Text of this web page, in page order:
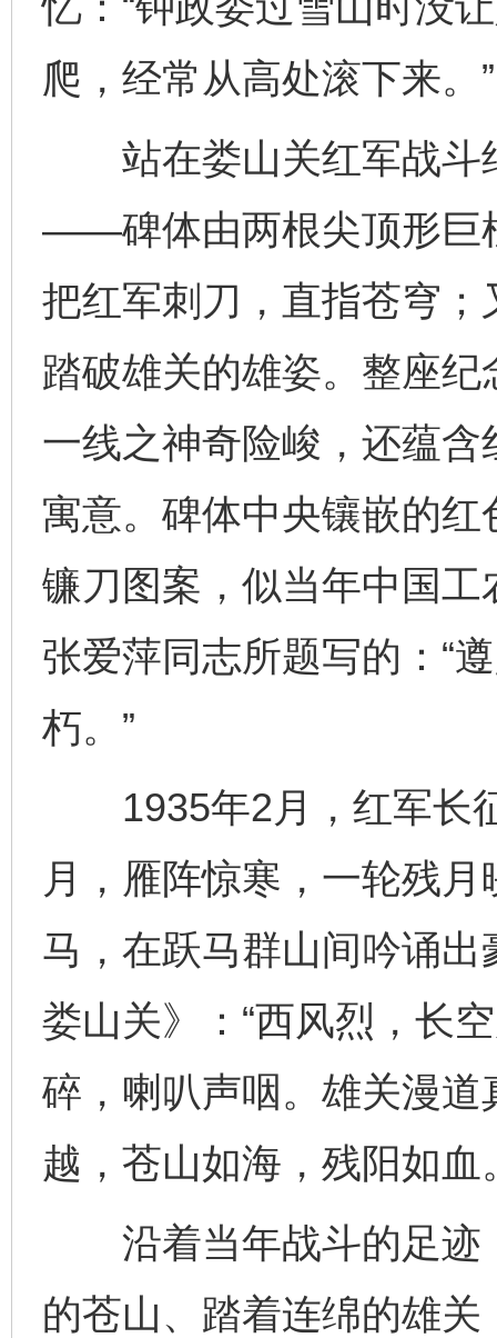
爬，经常从高处滚下来。”
站在娄山关红军战斗
——碑体由两根尖顶形巨
把红军刺刀，直指苍穹
踏破雄关的雄姿。整座
一线之神奇险峻，还蕴含
寓意。碑体中央镶嵌的
镰刀图案，似当年中国
张爱萍同志所题写的：“
朽。”
1935年2月，红军长
月，雁阵惊寒，一轮残
马，在跃马群山间吟诵出
娄山关》：“西风烈，长
碎，喇叭声咽。雄关漫
越，苍山如海，残阳如血
沿着当年战斗的足迹
的苍山、踏着连绵的雄